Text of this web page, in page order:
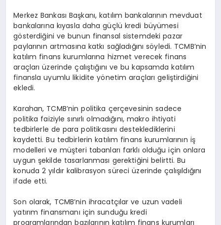
Merkez Bankası Başkanı, katılım bankalarının mevduat
bankalarına kıyasla daha güçlü kredi büyümesi
gösterdiğini ve bunun finansal sistemdeki pazar
paylarının artmasına katkı sağladığını söyledi. TCMB’nin
katılım finans kurumlarına hizmet verecek finans
araçları üzerinde çalıştığını ve bu kapsamda katılım
finansla uyumlu likidite yönetim araçları geliştirdiğini
ekledi.
Karahan, TCMB’nin politika çerçevesinin sadece
politika faiziyle sınırlı olmadığını, makro ihtiyati
tedbirlerle de para politikasını desteklediklerini
kaydetti. Bu tedbirlerin katılım finans kurumlarının iş
modelleri ve müşteri tabanları farklı olduğu için onlara
uygun şekilde tasarlanması gerektiğini belirtti. Bu
konuda 2 yıldır kalibrasyon süreci üzerinde çalışıldığını
ifade etti.
Son olarak, TCMB’nin ihracatçılar ve uzun vadeli
yatırım finansmanı için sunduğu kredi
programlarından bazılarının katılım finans kurumları